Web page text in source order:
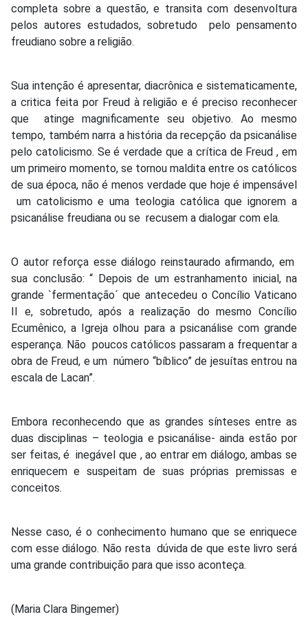
completa sobre a questão, e transita com desenvoltura
pelos autores estudados, sobretudo pelo pensamento
freudiano sobre a religião.
Sua intenção é apresentar, diacrônica e sistematicamente,
a critica feita por Freud à religião e é preciso reconhecer
que atinge magnificamente seu objetivo. Ao mesmo
tempo, também narra a história da recepção da psicanálise
pelo catolicismo. Se é verdade que a crítica de Freud , em
um primeiro momento, se tornou maldita entre os católicos
de sua época, não é menos verdade que hoje é impensável
um catolicismo e uma teologia católica que ignorem a
psicanálise freudiana ou se recusem a dialogar com ela.
O autor reforça esse diálogo reinstaurado afirmando, em
sua conclusão: “ Depois de um estranhamento inicial, na
grande `fermentação´ que antecedeu o Concílio Vaticano
II e, sobretudo, após a realização do mesmo Concílio
Ecumênico, a Igreja olhou para a psicanálise com grande
esperança. Não poucos católicos passaram a frequentar a
obra de Freud, e um número “bíblico” de jesuítas entrou na
escala de Lacan”.
Embora reconhecendo que as grandes sínteses entre as
duas disciplinas – teologia e psicanálise- ainda estão por
ser feitas, é inegável que , ao entrar em diálogo, ambas se
enriquecem e suspeitam de suas próprias premissas e
conceitos.
Nesse caso, é o conhecimento humano que se enriquece
com esse diálogo. Não resta dúvida de que este livro será
uma grande contribuição para que isso aconteça.
(Maria Clara Bingemer)